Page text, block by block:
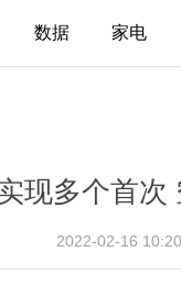
数据 家电
现多个首次
2022-02-16